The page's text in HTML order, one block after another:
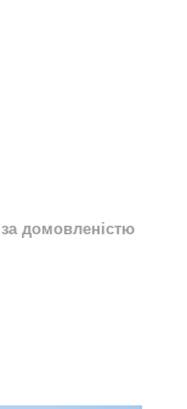
за домовленістю